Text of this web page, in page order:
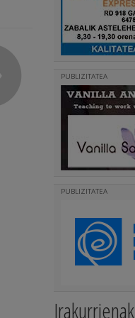
PUBLIZITATEA
PUBLIZITATEA
Irakurrienak